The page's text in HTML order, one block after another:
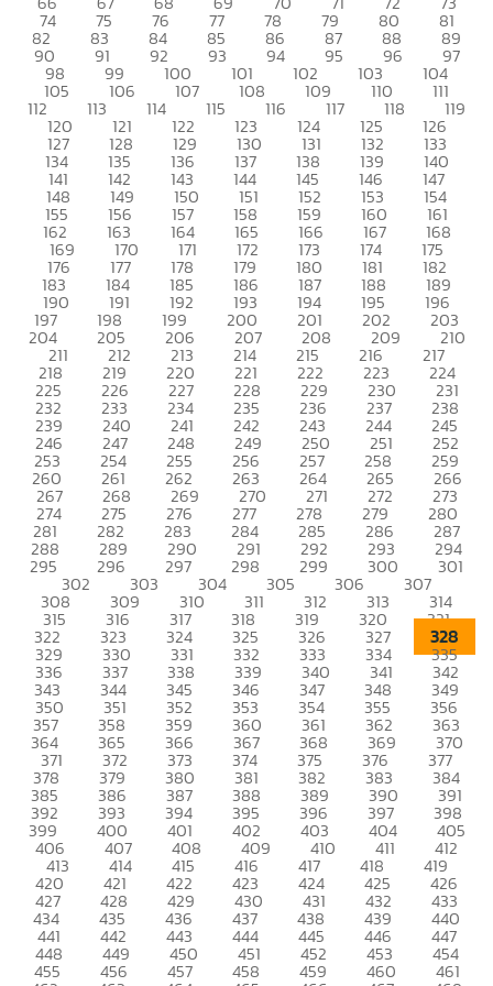
74 75 76 77 78 79 80 81
82 83 84 85 86 87 88 89
90 91 92 93 94 95 96 97
98 99 100 101 102 103 104
105 106 107 108 109 110 111
112 113 114 115 116 117 118 119
120 121 122 123 124 125 126
127 128 129 130 131 132 133
134 135 136 137 138 139 140
141 142 143 144 145 146 147
148 149 150 151 152 153 154
155 156 157 158 159 160 161
162 163 164 165 166 167 168
169 170 171 172 173 174 175
176 177 178 179 180 181 182
183 184 185 186 187 188 189
190 191 192 193 194 195 196
197 198 199 200 201 202 203
204 205 206 207 208 209 210
211 212 213 214 215 216 217
218 219 220 221 222 223 224
225 226 227 228 229 230 231
232 233 234 235 236 237 238
239 240 241 242 243 244 245
246 247 248 249 250 251 252
253 254 255 256 257 258 259
260 261 262 263 264 265 266
267 268 269 270 271 272 273
274 275 276 277 278 279 280
281 282 283 284 285 286 287
288 289 290 291 292 293 294
295 296 297 298 299 300 301
302 303 304 305 306 307
308 309 310 311 312 313 314
315 316 317 318 319 320 321
322 323 324 325 326 327 328
329 330 331 332 333 334 335
336 337 338 339 340 341 342
343 344 345 346 347 348 349
350 351 352 353 354 355 356
357 358 359 360 361 362 363
364 365 366 367 368 369 370
371 372 373 374 375 376 377
378 379 380 381 382 383 384
385 386 387 388 389 390 391
392 393 394 395 396 397 398
399 400 401 402 403 404 405
406 407 408 409 410 411 412
413 414 415 416 417 418 419
420 421 422 423 424 425 426
427 428 429 430 431 432 433
434 435 436 437 438 439 440
441 442 443 444 445 446 447
448 449 450 451 452 453 454
455 456 457 458 459 460 461